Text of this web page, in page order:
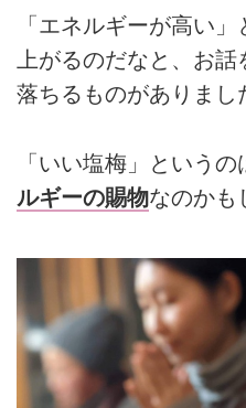
「エネルギーが高い
上がるのだなと、お
落ちるものがありまし
「いい塩梅」という
ルギーの賜物なのかも